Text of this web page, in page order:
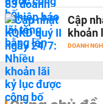
Cập
khoản
DOANH